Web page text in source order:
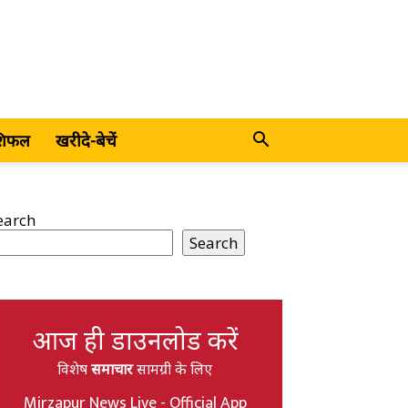
खरीदे-बेचें
Search
आज ही डाउनलोड करें
विशेषसमाचारसामग्री के लिए